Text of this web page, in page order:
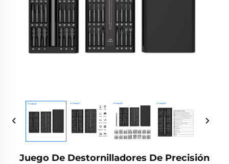
Juego De Destornilladores De Precisión